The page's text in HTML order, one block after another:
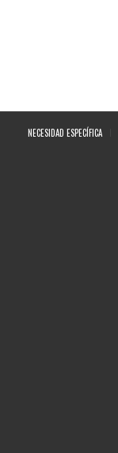
NECESIDAD ESPECÍFICA